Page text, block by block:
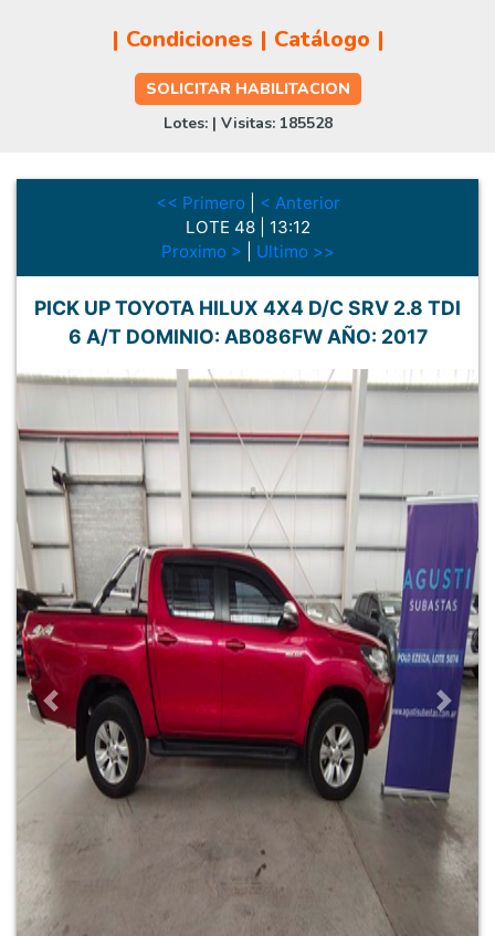
| Condiciones | Catálogo |
SOLICITAR HABILITACION
Lotes: | Visitas: 185528
<< Primero| < Anterior
LOTE 48| 13:12
Proximo >
Ultimo >>
PICK UP TOYOTA HILUX 4X4 D/C SRV 2.8 TDI
6 A/T DOMINIO: AB086FW AÑO: 2017
Previous Next